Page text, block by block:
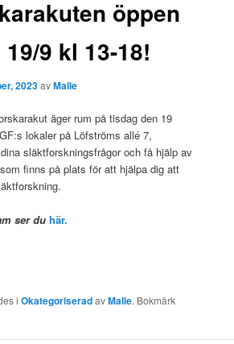
öppen
9 kl 13-18!
2023avMalle
äger rum på tisdag den 19
lokaler på Löfströms allé 7,
släktforskningsfrågor och få hjälp av
finns på plats för att hjälpa dig att
ser du här.
iOkategoriseradavMalle. Bokmärk